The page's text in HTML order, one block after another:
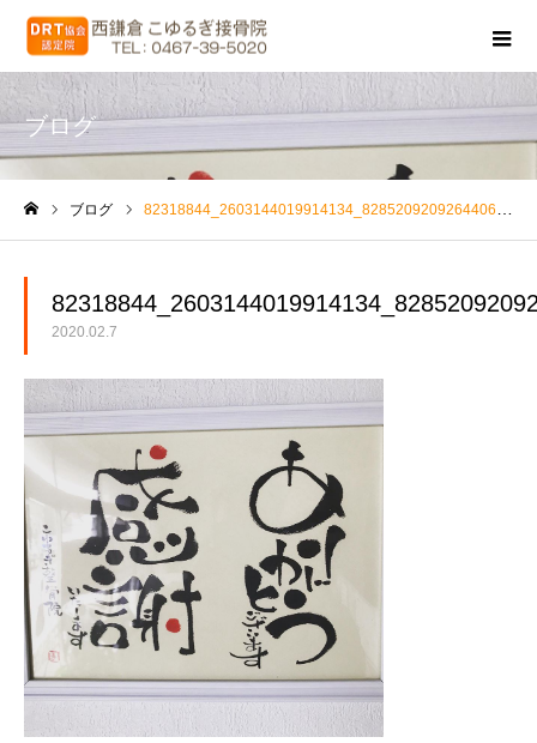
ブログ
ブログ 82318844_2603144019914134_8285209209264406528_o
2020.02.7